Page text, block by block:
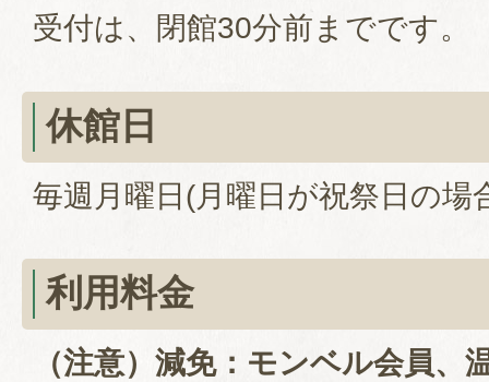
受付は、閉館30分前までです。
休館日
毎週月曜日(月曜日が祝祭日の場
利用料金
（注意）減免：モンベル会員、